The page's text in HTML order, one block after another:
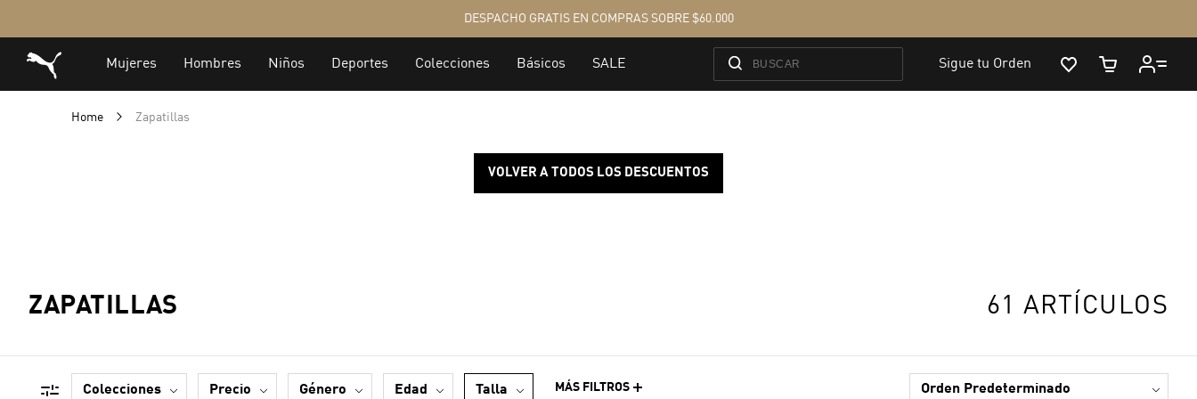
Home Zapatillas
VOLVER A TODOS LOS DESCUENTOS
ZAPATILLAS 61 ARTÍCULOS
colecciones precio género edad talla MÁS FILTROS